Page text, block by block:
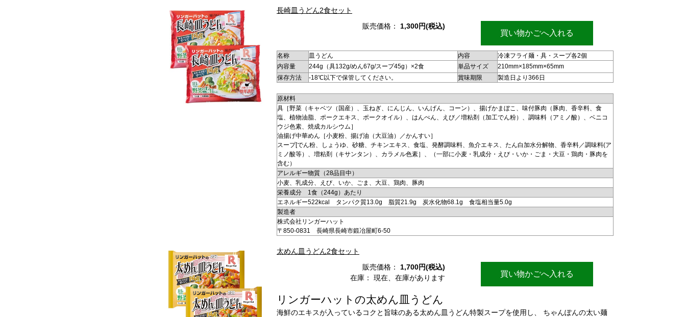
長崎皿うどん2食セット
販売価格：
1,300円(税込)
買い物かごへ入れる
名称 皿うどん 内容
冷凍フライ麺・具・スープ各2個
内容量
244g（具132g/めん67g/スープ45g）×2食 単品サイズ
210mm×185mm×65mm
保存方法
-18℃以下で保管してください。 賞味期限 製造日より366日
原材料
具 ［野菜（キャベツ（国産）、玉ねぎ、にんじん、いんげん、コーン）、揚げかまぼこ、味付豚肉（豚肉、香辛料、食
塩、植物油脂、ポークエキス、ポークオイル）、はんぺん、えび／増粘剤（加工でん粉）、調味料（アミノ酸）、ベニコ
ウジ色素、焼成カルシウム］
油揚げ中華めん ［小麦粉、揚げ油（大豆油）／かんすい］
スープ[でん粉、しょうゆ、砂糖、チキンエキス、食塩、発酵調味料、魚介エキス、たん白加水分解物、香辛料／調味料(ア
ミノ酸等）、増粘剤（キサンタン）、カラメル色素］、（一部に小麦・乳成分・えび・いか・ごま・大豆・鶏肉・豚肉を
含む）
アレルギー物質（28品目中）
小麦、乳成分、えび、いか、ごま、大豆、鶏肉、豚肉
栄養成分 1食（244g）あたり
エネルギー522kcal タンパク質13.0g 脂質21.9g 炭水化物68.1g 食塩相当量5.0g
製造者
株式会社リンガーハット
〒850-0831 長崎県長崎市鍛冶屋町6-50
太めん皿うどん2食セット
販売価格：
1,700円(税込)
在庫：
現在、在庫があります 買い物かごへ入れる
リンガーハットの太めん皿うどん
海鮮のエキスが入っているコクと旨味のある太めん皿うどん特製スープを使用し、 ちゃんぽんの太い麺